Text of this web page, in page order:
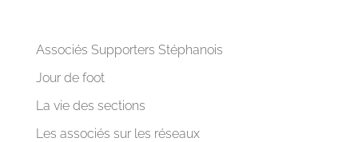
Associés Supporters Stéphanois
Jour de foot
La vie des sections
Les associés sur les réseaux